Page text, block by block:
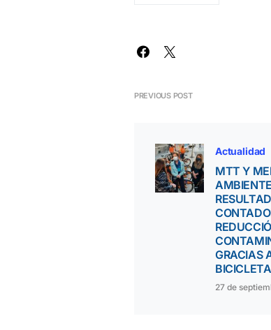
PREVIOUS POST
Actualidad
MTT Y
GRACIAS
BICICLETA
27 de